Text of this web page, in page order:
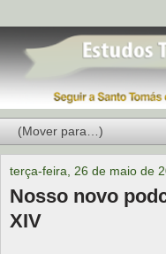
terça-feira, 26 de maio de
Nosso novo
XIV